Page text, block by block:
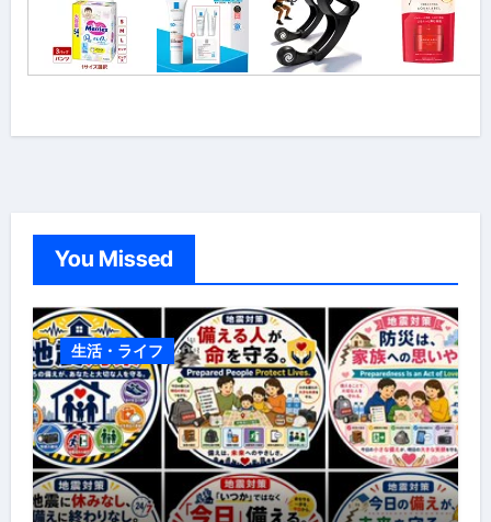
You Missed
生活・ライフ